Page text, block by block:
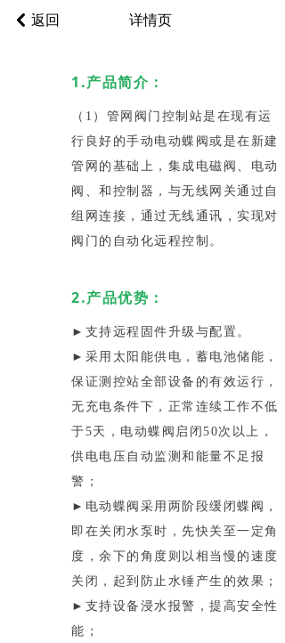
1.产品简介：
（1）管网阀门控制站是在现有运
行良好的手动电动蝶阀或是在新建
管网的基础上，集成电磁阀、电动
阀、和控制器，与无线网关通过自
组网连接，通过无线通讯，实现对
阀门的自动化远程控制。
2.产品优势：
►支持远程固件升级与配置。
►采用太阳能供电，蓄电池储能，
保证测控站全部设备的有效运行，
无充电条件下，正常连续工作不低
于5天，电动蝶阀启闭50次以上，
供电电压自动监测和能量不足报
警；
►电动蝶阀采用两阶段缓闭蝶阀，
即在关闭水泵时，先快关至一定角
度，余下的角度则以相当慢的速度
关闭，起到防止水锤产生的效果；
►支持设备浸水报警，提高安全性
能；
낒 返回 详情页